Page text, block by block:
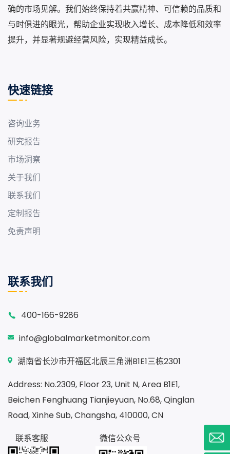
确的市场见解。我们始终保持着共赢精神、可信赖的品质和
与时俱进的眼光，帮助企业实现收入增长、成本降低和效率
提升，并显著规避经营风险，实现精益成长。
快速链接
咨询业务
研究报告
市场洞察
关于我们
联系我们
定制报告
免责声明
联系我们
400-166-9286
info@globalmarketmonitor.com
湖南省长沙市开福区北辰三角洲B1E1三栋2301
Address: No.2309, Floor 23, Unit N, Area B1E1,
Beichen Fenghuang Tianjieyuan, No.68, Qinglan
Road, Xinhe Sub, Changsha, 410000, CN
联系客服
微信公众号